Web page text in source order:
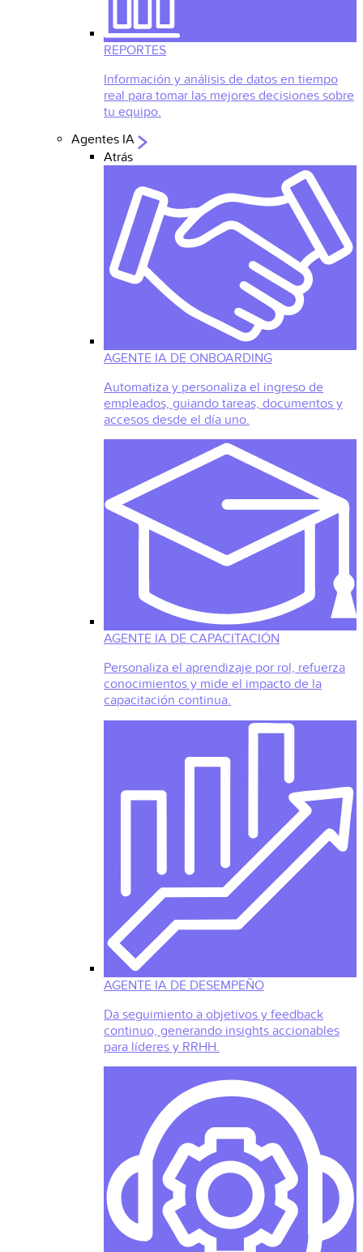
REPORTES
Información y análisis de datos en tiempo
real para tomar las mejores decisiones sobre
tu equipo.
Agentes IA
Atrás
AGENTE IA DE ONBOARDING
Automatiza y personaliza el ingreso de
empleados, guiando tareas, documentos y
accesos desde el día uno.
AGENTE IA DE CAPACITACIÓN
Personaliza el aprendizaje por rol, refuerza
conocimientos y mide el impacto de la
capacitación continua.
AGENTE IA DE DESEMPEÑO
Da seguimiento a objetivos y feedback
continuo, generando insights accionables
para líderes y RRHH.